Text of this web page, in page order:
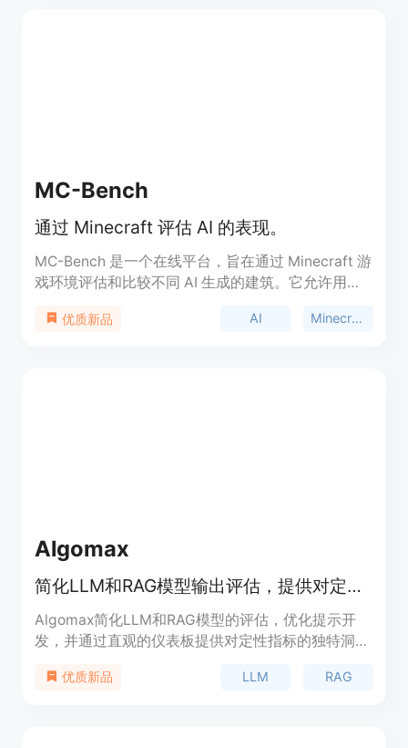
MC-Bench
通过 Minecraft 评估 AI 的表现。
MC-Bench 是一个在线平台，旨在通过 Minecraft 游
戏环境评估和比较不同 AI 生成的建筑。它允许用户
台的主要优势在于其趣味性和互动性，为用户提供了
优质新品 AI Minecraft
Algomax
简化LLM和RAG模型输出评估，提供对定性指标的洞察
Algomax简化LLM和RAG模型的评估，优化提示开
发，并通过直观的仪表板提供对定性指标的独特洞
确保可靠性。平台提供了全面的定性和定量指标，帮
优质新品 LLM RAG